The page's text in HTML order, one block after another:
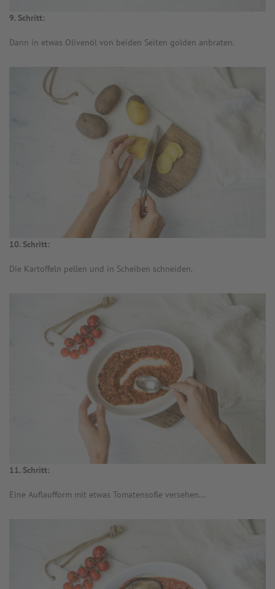
9. Schritt:
Dann in etwas Olivenöl von beiden Seiten golden anbraten.
10. Schritt:
Die Kartoffeln pellen und in Scheiben schneiden.
11. Schritt:
Eine Auflaufform mit etwas Tomatensoße versehen...